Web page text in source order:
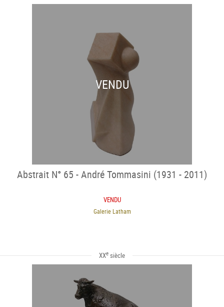
VENDU
Abstrait N° 65 - André Tommasini (1931 - 2011)
VENDU
Galerie Latham
XXe siècle